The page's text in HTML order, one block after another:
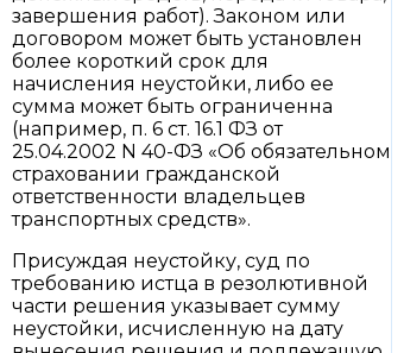
завершения работ). Законом или
договором может быть установлен
более короткий срок для
начисления неустойки, либо ее
сумма может быть ограниченна
(например, п. 6 ст. 16.1 ФЗ от
25.04.2002 N 40-ФЗ «Об обязательном
страховании гражданской
ответственности владельцев
транспортных средств».
Присуждая неустойку, суд по
требованию истца в резолютивной
части решения указывает сумму
неустойки, исчисленную на дату